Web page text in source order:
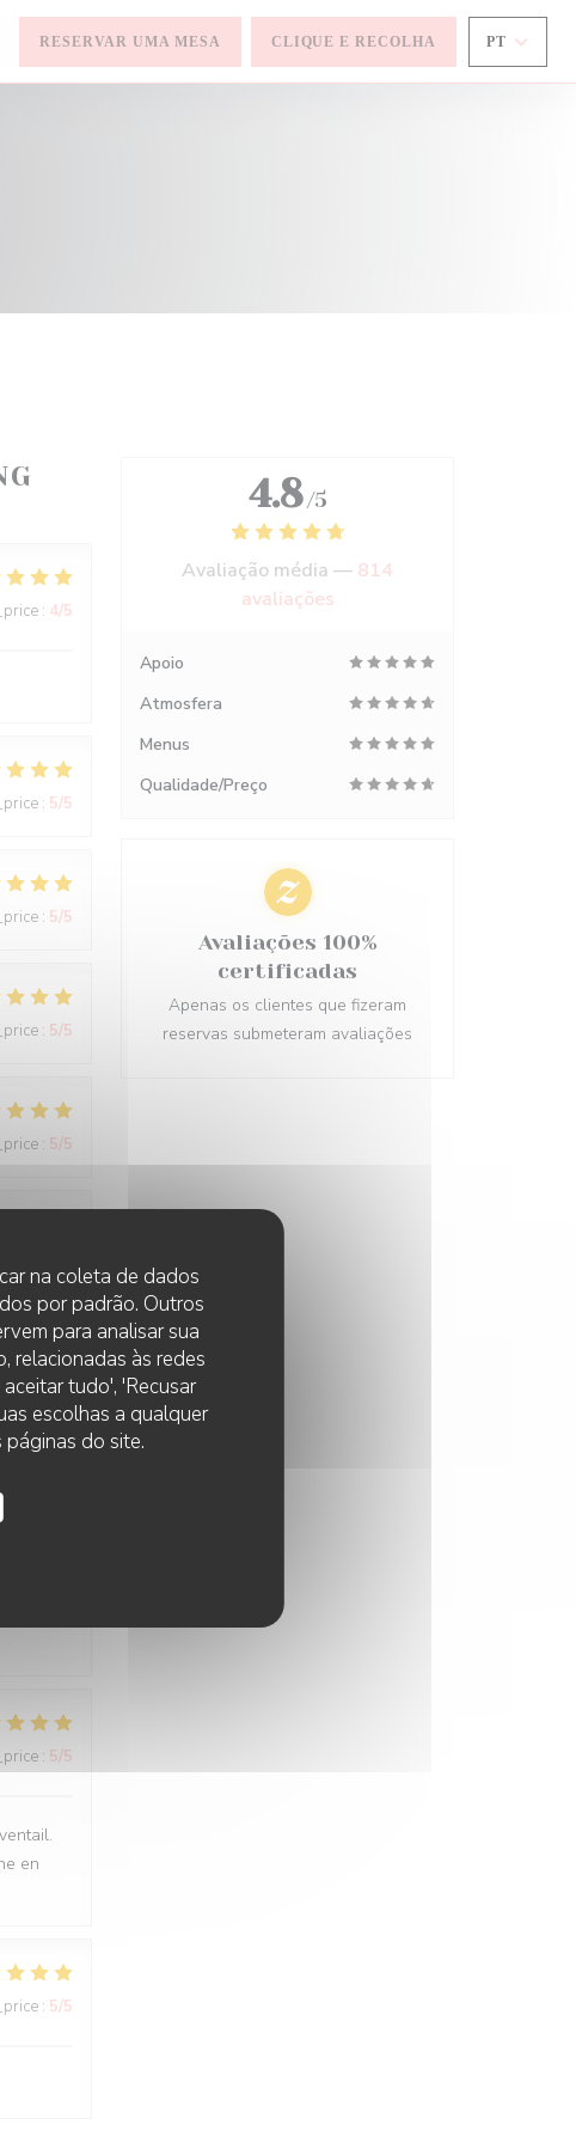
na coleta de dados
por padrão. Outros
para analisar sua
relacionadas às redes
tudo', 'Recusar
escolhas a qualquer
do site.
RESERVAR UMA MESA CLIQUE E RECOLHA PT
: 4/5
: 5/5
: 5/5
: 5/5
: 5/5
:5/5
: 5/5
en
: 5/5
4.8 /5
Avaliação média — 814
avaliações
Apoio
Atmosfera
Menus
Qualidade/Preço
Avaliações 100%
certificadas
Apenas os clientes que fizeram
reservas submeteram avaliações